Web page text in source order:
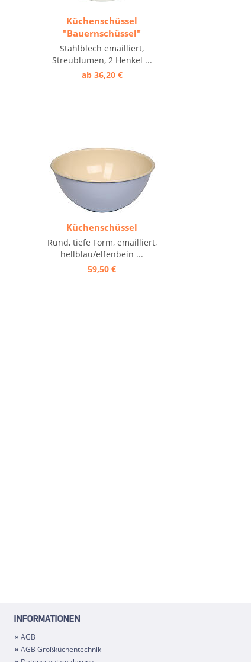
Küchenschüssel
"Bauernschüssel"
Stahlblech emailliert,
Streublumen, 2 Henkel ...
ab 36,20 €
Küchenschüssel
Rund, tiefe Form, emailliert,
hellblau/elfenbein ...
59,50 €
INFORMATIONEN
AGB
AGB Großküchentechnik